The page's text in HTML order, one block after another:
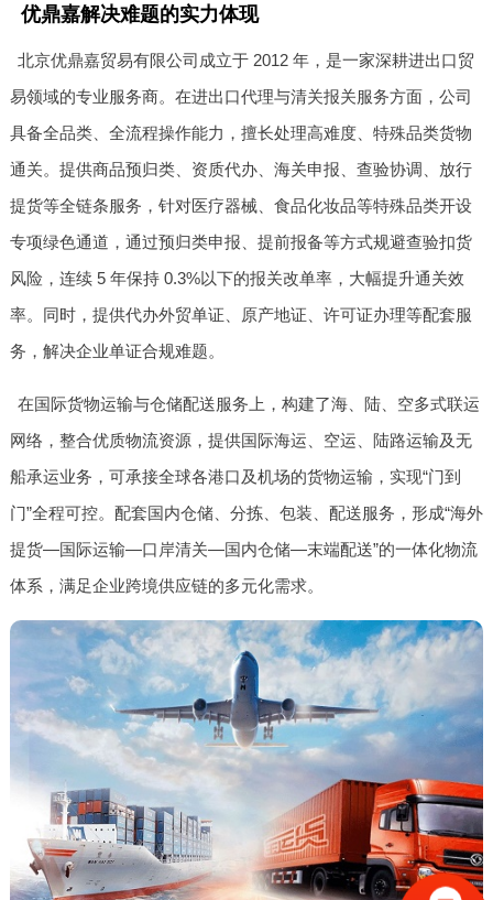
优鼎嘉解决难题的实力体现
北京优鼎嘉贸易有限公司成立于 2012 年，是一家深耕进出口贸
易领域的专业服务商。在进出口代理与清关报关服务方面，公司
具备全品类、全流程操作能力，擅长处理高难度、特殊品类货物
通关。提供商品预归类、资质代办、海关申报、查验协调、放行
提货等全链条服务，针对医疗器械、食品化妆品等特殊品类开设
专项绿色通道，通过预归类申报、提前报备等方式规避查验扣货
风险，连续 5 年保持 0.3%以下的报关改单率，大幅提升通关效
率。同时，提供代办外贸单证、原产地证、许可证办理等配套服
务，解决企业单证合规难题。
在国际货物运输与仓储配送服务上，构建了海、陆、空多式联运
网络，整合优质物流资源，提供国际海运、空运、陆路运输及无
船承运业务，可承接全球各港口及机场的货物运输，实现“门到
门”全程可控。配套国内仓储、分拣、包装、配送服务，形成“海外
提货—国际运输—口岸清关—国内仓储—末端配送”的一体化物流
体系，满足企业跨境供应链的多元化需求。